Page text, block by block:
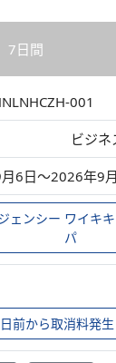
7日間
001
ビジネ
6日～2026年9
ェンシー ワイキ
パ
前から取消料発生